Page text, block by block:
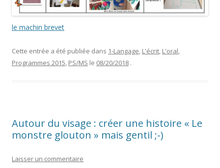
le machin brevet
Cette entrée a été publiée dans 1-Langage, L'écrit, L'oral,
Programmes 2015, PS/MS le 08/20/2018 .
Autour du visage : créer une histoire « Le
monstre glouton » mais gentil ;-)
Laisser un commentaire